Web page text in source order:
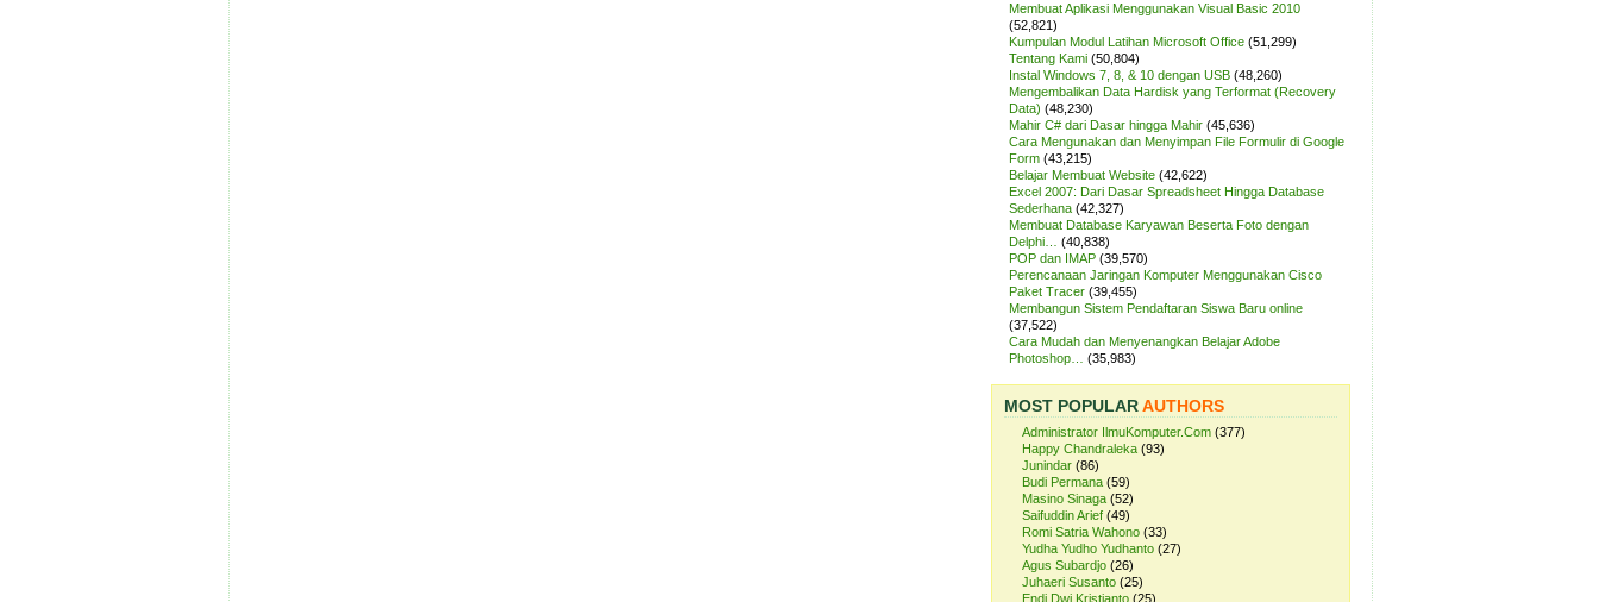
Membuat Aplikasi Menggunakan Visual Basic 2010
(52,821)
Kumpulan Modul Latihan Microsoft Office (51,299)
Tentang Kami (50,804)
Instal Windows 7, 8, & 10 dengan USB (48,260)
Mengembalikan Data Hardisk yang Terformat (Recovery
Data) (48,230)
Mahir C# dari Dasar hingga Mahir (45,636)
Cara Mengunakan dan Menyimpan File Formulir di Google
Form (43,215)
Belajar Membuat Website (42,622)
Excel 2007: Dari Dasar Spreadsheet Hingga Database
Sederhana (42,327)
Membuat Database Karyawan Beserta Foto dengan
Delphi…
(40,838)
POP dan IMAP (39,570)
Perencanaan Jaringan Komputer Menggunakan Cisco
Paket Tracer (39,455)
Membangun Sistem Pendaftaran Siswa Baru online
(37,522)
Cara Mudah dan Menyenangkan Belajar Adobe
Photoshop…
(35,983)
MOST POPULARAUTHORS
Administrator IlmuKomputer.Com (377)
Happy Chandraleka (93)
Junindar (86)
Budi Permana (59)
Masino Sinaga (52)
Saifuddin Arief (49)
Romi Satria Wahono (33)
Yudha Yudho Yudhanto (27)
Agus Subardjo (26)
Juhaeri Susanto (25)
Endi Dwi Kristianto (25)